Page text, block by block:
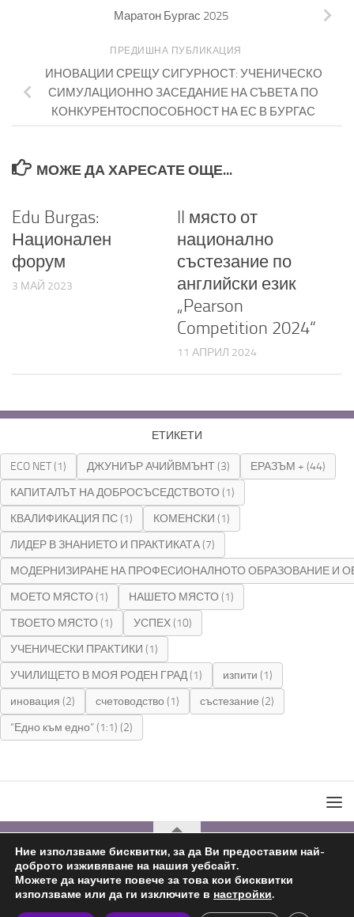
Маратон Бургас 2025
ПРЕДИШНА ПУБЛИКАЦИЯ
ИНОВАЦИИ СРЕЩУ СИГУРНОСТ: УЧЕНИЧЕСКО
СИМУЛАЦИОННО ЗАСЕДАНИЕ НА СЪВЕТА ПО
КОНКУРЕНТОСПОСОБНОСТ НА ЕС В БУРГАС
МОЖЕ ДА ХАРЕСАТЕ ОЩЕ...
Edu Burgas:
Национален
форум
3 МАЙ 2023
II място от
национално
състезание по
английски език
„Pearson
Competition 2024“
11 АПРИЛ 2024
ЕТИКЕТИ
ECO NET(1) ДЖУНИЪР АЧИЙВМЪНТ(3) ЕРАЗЪМ + (44)
КАПИТАЛЪТ НА ДОБРОСЪСЕДСТВОТО (1)
КВАЛИФИКАЦИЯ ПС(1) КОМЕНСКИ (1)
ЛИДЕР В ЗНАНИЕТО И ПРАКТИКАТА(7)
МОДЕРНИЗИРАНЕ НА ПРОФЕСИОНАЛНОТО ОБРАЗОВАНИЕ И
МОЕТО МЯСТО (1) НАШЕТО МЯСТО (1)
ТВОЕТО МЯСТО (1) УСПЕХ(10)
УЧЕНИЧЕСКИ ПРАКТИКИ (1)
УЧИЛИЩЕТО В МОЯ РОДЕН ГРАД(1) изпити (1)
иновация (2) счетоводство (1) състезание (2)
“Едно към едно” (1:1) (2)
С подкрепата наНиколай Комнев2019 - 2026
Ние използваме бисквитки, за да Ви предоставим най-
доброто изживяване на нашия уебсайт.
Можете да научите повече за това кои бисквитки
използваме или да ги изключите в настройки.